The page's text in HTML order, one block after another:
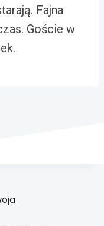
Fajna
Goście w